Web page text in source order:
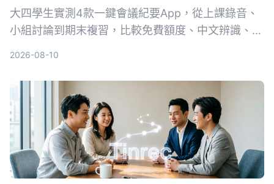
大四學生實測4款一鍵會議紀要App，從上課錄音、
小組討論到期末複習，比較免費額度、中文辨識、AI
2026-08-10